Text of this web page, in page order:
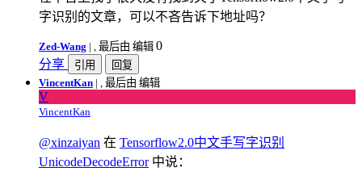
字识别的文章，可以不吝告诉下地址吗？
Zed-Wang | , 最后由 编辑 0
分享
引用
回复
VincentKan | , 最后由 编辑
V
VincentKan
@xinzaiyan 在 Tensorflow2.0中文手写字识别
UnicodeDecodeError中说：